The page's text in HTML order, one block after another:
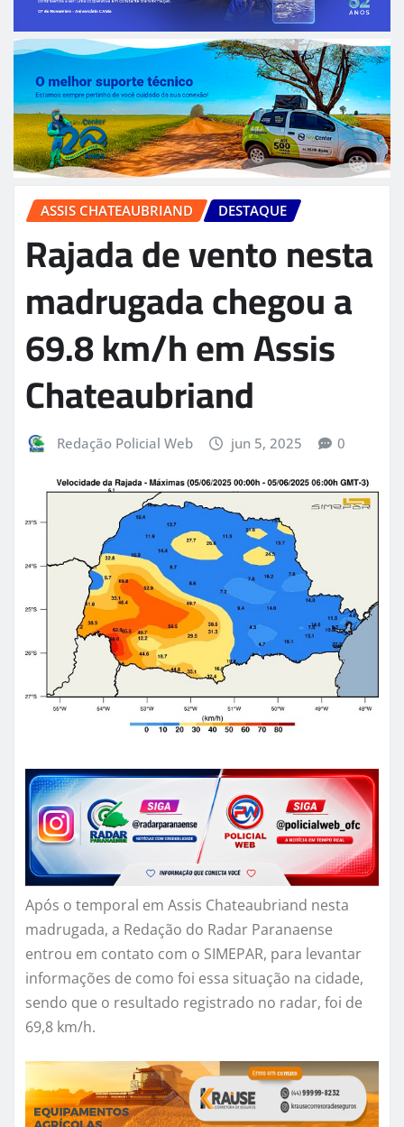
ASSIS CHATEAUBRIAND DESTAQUE
Rajada de vento nesta
madrugada chegou a
69.8 km/h em Assis
Chateaubriand
Redação Policial Web jun 5, 2025 0
Após o temporal em Assis Chateaubriand nesta
madrugada, a Redação do Radar Paranaense
entrou em contato com o SIMEPAR, para levantar
informações de como foi essa situação na cidade,
sendo que o resultado registrado no radar, foi de
69,8 km/h.